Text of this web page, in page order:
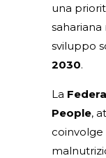
una
sviluppo
2030.
La
People,